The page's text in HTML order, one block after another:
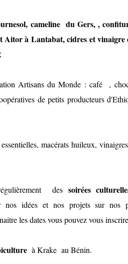
cameline du Gers, ,
Aitor à Lantabat, cidres et
Artisans du Monde : café ,
de petits producteurs
macérats huileux,
des soirées
idées et nos projets sur nos
les dates vous pouvez vous
à Krake au Bénin.